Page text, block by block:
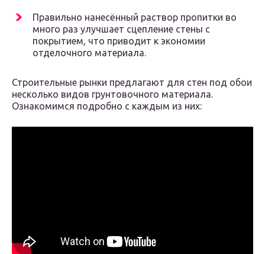
Правильно нанесённый раствор пропитки во
много раз улучшает сцепление стены с
покрытием, что приводит к экономии
отделочного материала.
Строительные рынки предлагают для стен под обои
несколько видов грунтовочного материала.
Ознакомимся подробно с каждым из них: